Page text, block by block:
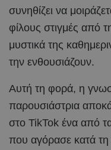
συνηθίζει να
φίλους στιγμές από
μυστικά της
την ενθουσιάζουν.
Αυτή τη φορά, η
παρουσιάστρια
στο TikTok ένα από
που αγόρασε κατά τη